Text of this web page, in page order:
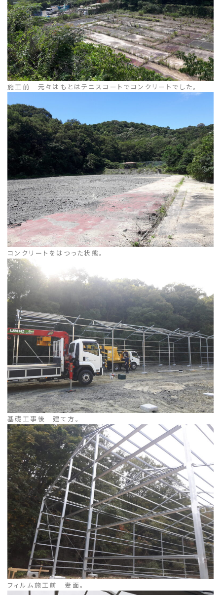
施工前 元々はもとはテニスコートでコンクリートでした。
コンクリートをはつった状態。
基礎工事後 建て方。
フィルム施工前 妻面。